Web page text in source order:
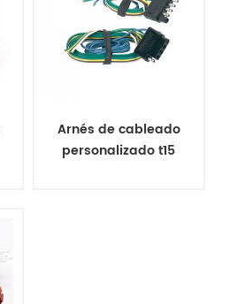
Arnés de cableado
personalizado t15